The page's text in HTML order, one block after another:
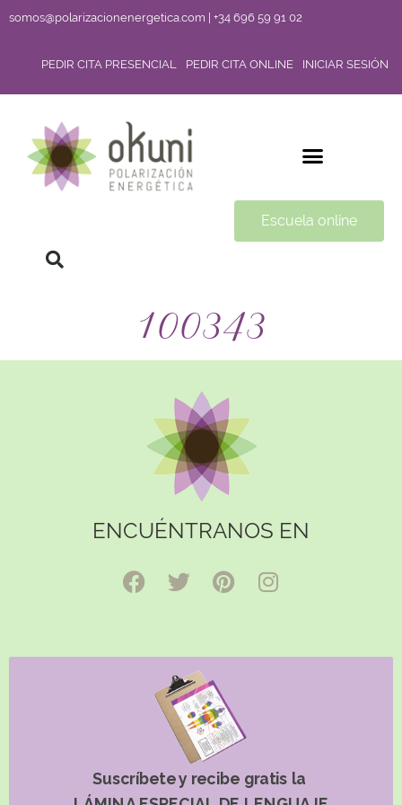
somos@polarizacionenergetica.com | +34 696 59 91 02
PEDIR CITA PRESENCIAL PEDIR CITA ONLINE INICIAR SESIÓN
Escuela online
100343
ENCUÉNTRANOS EN
Suscríbete y recibe gratis la